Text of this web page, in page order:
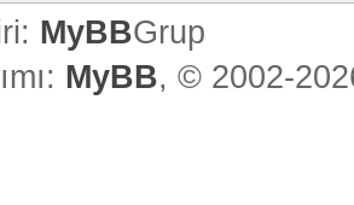
MyBBGrup
MyBB, © 2002-